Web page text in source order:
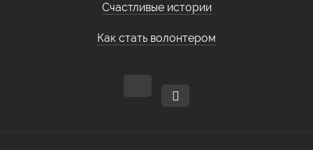
Счастливые истории
Как стать волонтером